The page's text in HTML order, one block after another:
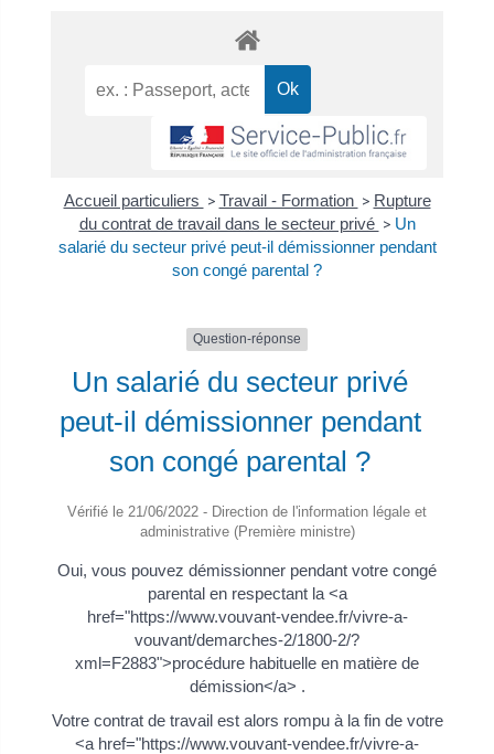
Accueil particuliers > Travail - Formation > Rupture
du contrat de travail dans le secteur privé > Un
salarié du secteur privé peut-il démissionner pendant
son congé parental ?
Question-réponse
Un salarié du secteur privé
peut-il démissionner pendant
son congé parental ?
Vérifié le 21/06/2022 - Direction de l'information légale et
administrative (Première ministre)
Oui, vous pouvez démissionner pendant votre congé
parental en respectant la <a
href="https://www.vouvant-vendee.fr/vivre-a-
vouvant/demarches-2/1800-2/?
xml=F2883">procédure habituelle en matière de
démission</a> .
Votre contrat de travail est alors rompu à la fin de votre
<a href="https://www.vouvant-vendee.fr/vivre-a-